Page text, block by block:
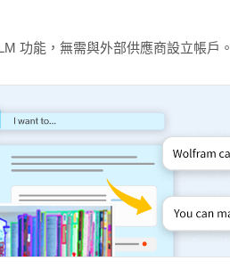
功能，無需與外部供應商設立帳戶。